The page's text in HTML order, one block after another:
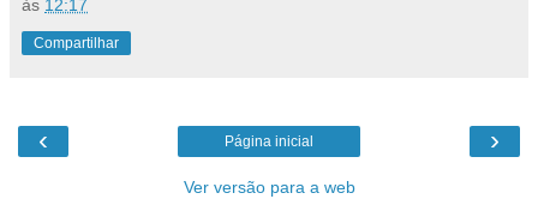
às 12:17
Compartilhar
‹ ›
Página inicial
Ver versão para a web